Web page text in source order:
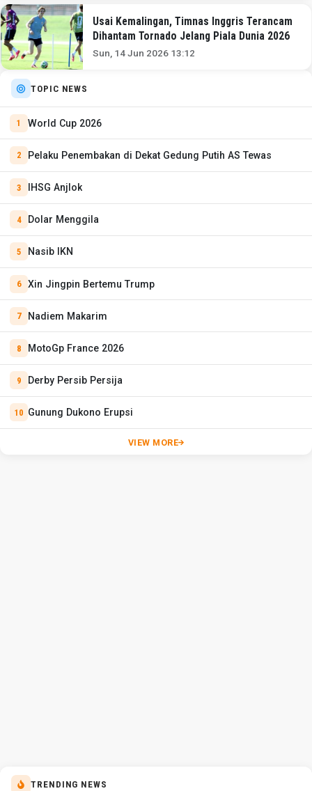
Usai Kemalingan, Timnas Inggris Terancam
Dihantam Tornado Jelang Piala Dunia 2026
Sun, 14 Jun 2026 13:12
TOPIC NEWS
World Cup 2026
Pelaku Penembakan di Dekat Gedung Putih AS Tewas
IHSG Anjlok
Dolar Menggila
Nasib IKN
Xin Jingpin Bertemu Trump
Nadiem Makarim
MotoGp France 2026
Derby Persib Persija
Gunung Dukono Erupsi
VIEW MORE
TRENDING NEWS